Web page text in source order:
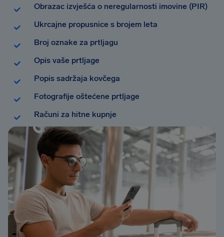
Obrazac izvješća o neregularnosti imovine (PIR)
Ukrcajne propusnice s brojem leta
Broj oznake za prtljagu
Opis vaše prtljage
Popis sadržaja kovčega
Fotografije oštećene prtljage
Računi za hitne kupnje